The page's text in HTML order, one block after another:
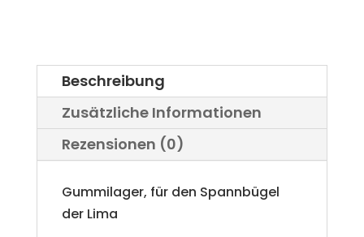
VW
Iltis
Menge
Beschreibung
Zusätzliche Informationen
Rezensionen (0)
Gummilager, für den Spannbügel
der Lima